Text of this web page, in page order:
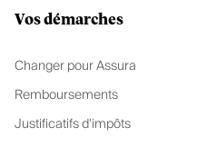
Vos démarches
Changer pour Assura
Remboursements
Justificatifs d'impôts